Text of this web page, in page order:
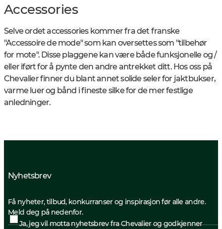
Accessories
Selve ordet accessories kommer fra det franske
"Accessoire de mode" som kan oversettes som "tilbehør
for mote". Disse plaggene kan være både funksjonelle og /
eller iført for å pynte den andre antrekket ditt. Hos oss på
Chevalierfinner du blant annet solide seler for jaktbukser,
varme luer og bånd i fineste silke for de mer festlige
anledninger.
Nyhetsbrev
Få nyheter, tilbud, konkurranser og inspirasjon før alle andre.
Meld deg på nedenfor.
Ja, jeg vil motta nyhetsbrev fra Chevalier og godkjenner